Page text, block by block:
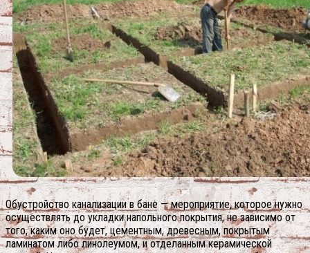
Обустройство канализации в бане — мероприятие, которое нужно
осуществлять до укладки напольного покрытия, не зависимо от
того, каким оно будет, цементным, древесным, покрытым
ламинатом либо линолеумом, и отделанным керамической